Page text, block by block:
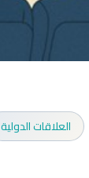
العلاقات الدولية